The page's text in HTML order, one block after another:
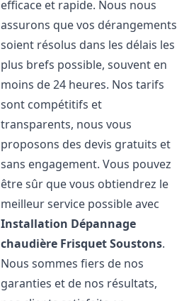
efficace et rapide. Nous nous
assurons que vos dérangements
soient résolus dans les délais les
plus brefs possible, souvent en
moins de 24 heures. Nos tarifs
sont compétitifs et
transparents, nous vous
proposons des devis gratuits et
sans engagement. Vous pouvez
être sûr que vous obtiendrez le
meilleur service possible avec
Installation Dépannage
chaudière FrisquetSoustons.
Nous sommes fiers de nos
garanties et de nos résultats,